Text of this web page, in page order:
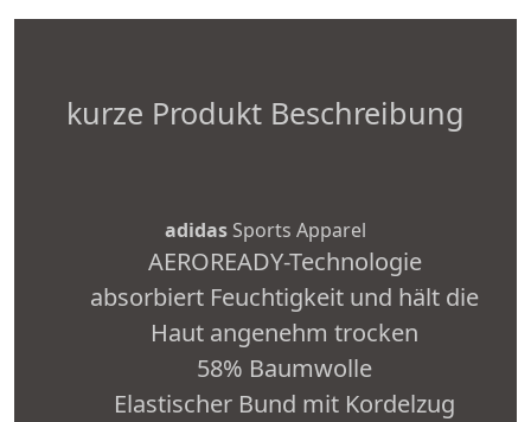
kurze Produkt Beschreibung
adidas Sports Apparel
AEROREADY-Technologie
absorbiert Feuchtigkeit und hält die
Haut angenehm trocken
58% Baumwolle
Elastischer Bund mit Kordelzug